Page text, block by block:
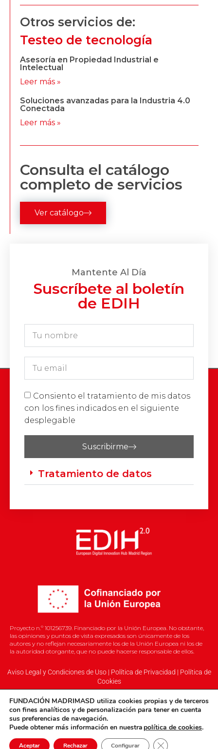
Otros servicios de:
Testeo de tecnología
Asesoría en Propiedad Industrial e
Intelectual
Leer más »
Soluciones avanzadas para la Industria 4.0
Conectada
Leer más »
Consulta el catálogo
completo de servicios
Ver catálogo
Mantente Al Día
Suscríbete al boletín
de EDIH
Consiento el tratamiento de mis datos
con los fines indicados en el siguiente
desplegable
Suscribirme
Tratamiento de datos
Proyecto n.º 101256739. Financiado por la Unión Europea. No obstante,
las opiniones y puntos de vista expresados son únicamente de los
autores y no reflejan necesariamente los de la Unión Europea ni los de
la autoridad otorgante, que no puede hacerse responsable de ellos.
Aviso Legal y Condiciones de Uso| Política de Privacidad | Política de
Cookies
©2026 EDIH
FUNDACIÓN MADRIMASD utiliza cookies propias yde terceros
con fines analíticos y de personalización para tener en cuenta
sus preferencias de navegación.
Puede obtener más información en nuestra política de cookies.
Aceptar Rechazar Configurar Cerrar el banner